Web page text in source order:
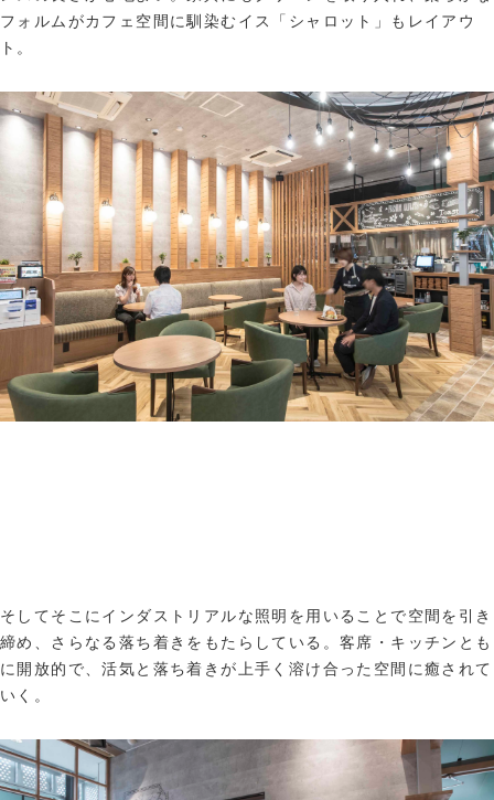
フォルムがカフェ空間に馴染むイス「シャロット」もレイアウ
ト。
そしてそこにインダストリアルな照明を用いることで空間を引き
締め、さらなる落ち着きをもたらしている。客席・キッチンとも
に開放的で、活気と落ち着きが上手く溶け合った空間に癒されて
いく。